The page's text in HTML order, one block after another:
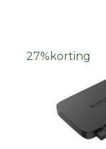
27% korting